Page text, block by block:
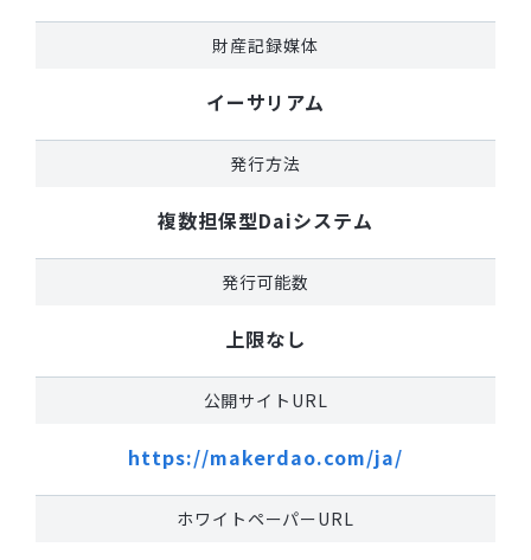
財産記録媒体
イーサリアム
発行方法
複数担保型Daiシステム
発行可能数
上限なし
公開サイトURL
https://makerdao.com/ja/
ホワイトペーパーURL